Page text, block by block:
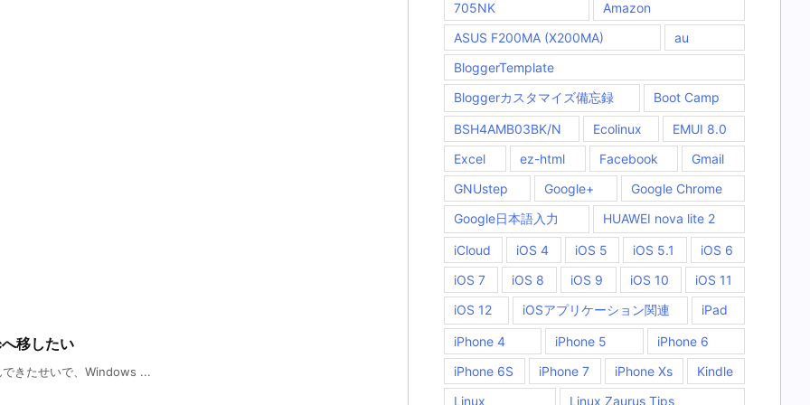
移したい
きたせいで、Windows ...
705NK
Amazon
ASUS F200MA (X200MA)
au
BloggerTemplate
Bloggerカスタマイズ備忘録
Boot Camp
BSH4AMB03BK/N Ecolinux
EMUI 8.0
Excel
ez-html Facebook
Gmail
GNUstep
Google+
Google Chrome
Google日本語入力
HUAWEI nova lite 2
iCloud iOS 4 iOS 5 iOS 5.1
iOS 6
iOS 7
iOS 8 iOS 9 iOS 10
iOS 11
iOS 12
iOSアプリケーション関連 iPad
iPhone 4 iPhone 5
iPhone 6
iPhone 6S
iPhone 7 iPhone Xs
Kindle
Linux
Linux Zaurus Tips